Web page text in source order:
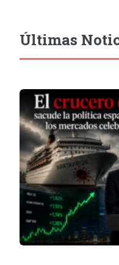
Últimas